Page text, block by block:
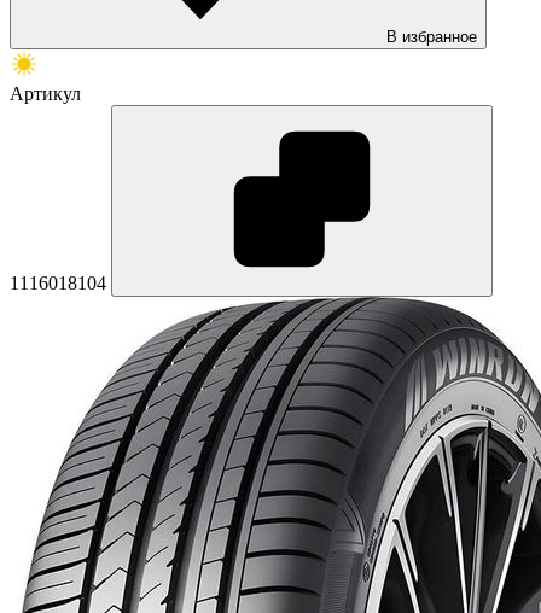
В избранное
Артикул
1116018104